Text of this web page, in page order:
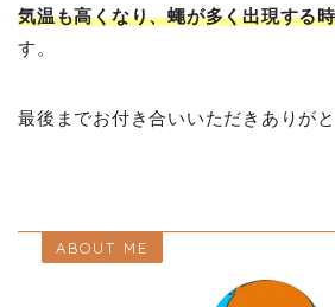
気温も高くなり、蠅が多く出現する
す。
最後までお付き合いいただきありが
ABOUT ME